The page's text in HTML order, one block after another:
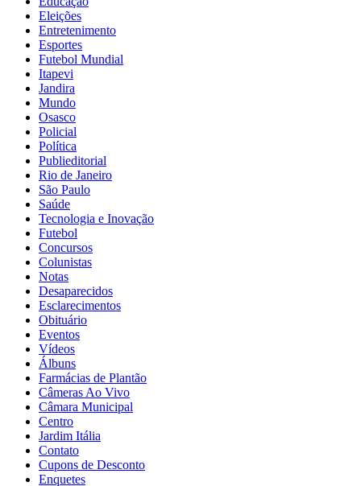
Eleições
Entretenimento
Esportes
Futebol Mundial
Itapevi
Jandira
Mundo
Osasco
Policial
Política
Publieditorial
Rio de Janeiro
São Paulo
Saúde
Tecnologia e Inovação
Futebol
Concursos
Colunistas
Notas
Desaparecidos
Esclarecimentos
Obituário
Eventos
Vídeos
Álbuns
Farmácias de Plantão
Câmeras Ao Vivo
Câmara Municipal
Centro
Jardim Itália
Contato
Cupons de Desconto
Enquetes